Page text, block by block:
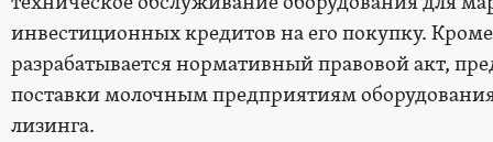
инвестиционных кредитов на его покупку.
разрабатывается нормативный правовой акт,
поставки молочным предприятиям
лизинга.